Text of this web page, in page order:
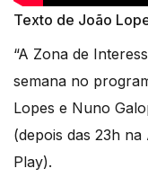
Texto de João
“A Zona de
semana no
Lopes e Nuno
(depois das 23h na
Play).